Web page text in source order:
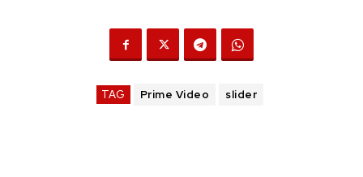
TAG Prime Video slider